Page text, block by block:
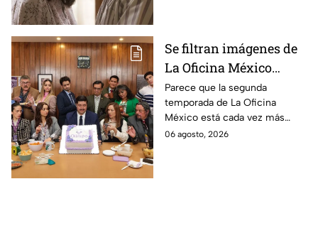
Se filtran imágenes de
La Oficina México
temporada 2 y un
detalle desata teorías
entre los fans
Parece que la segunda
temporada de La Oficina
México está cada vez más
cerca, pues el elenco ya se
06 agosto, 2026